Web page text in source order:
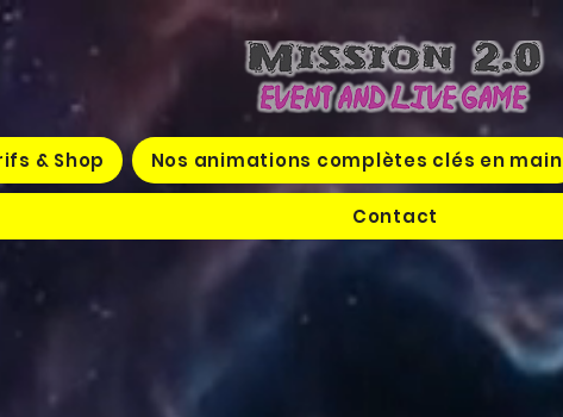
& Shop Nos animations complètes clés en main
Contact